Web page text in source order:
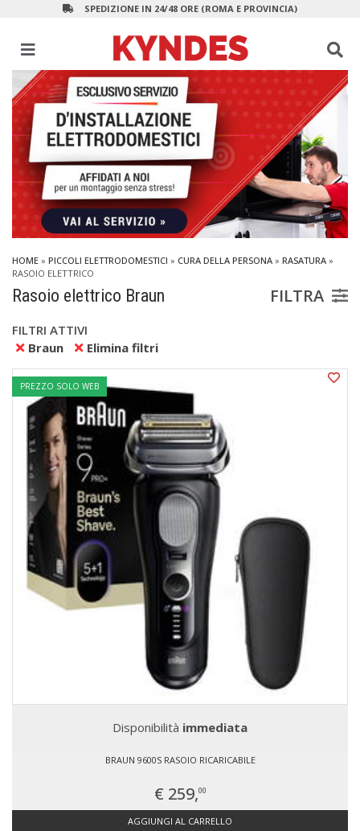
SPEDIZIONE IN 24/48 ORE (ROMA E PROVINCIA)
HOME » PICCOLI ELETTRODOMESTICI » CURA DELLA PERSONA » RASATURA »
RASOIO ELETTRICO
Rasoio elettrico Braun FILTRA
FILTRI ATTIVI
Braun
Elimina filtri
PREZZO SOLO WEB
Disponibilità immediata
BRAUN 9600S RASOIO RICARICABILE
€ 259,00
AGGIUNGI AL CARRELLO